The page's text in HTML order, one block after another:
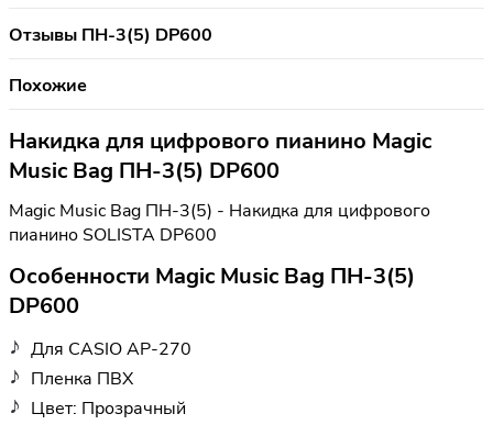
Отзывы ПН-3(5) DP600
Похожие
Накидка для цифрового пианино Magic
Music Bag ПН-3(5) DP600
Magic Music Bag ПН-3(5) - Накидка для цифрового
пианино SOLISTA DP600
Особенности Magic Music Bag ПН-3(5)
DP600
Для CASIO AP-270
Пленка ПВХ
Цвет: Прозрачный